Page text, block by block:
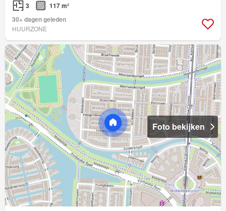
3
117 m²
30+ dagen geleden
HUURZONE
Foto bekijken